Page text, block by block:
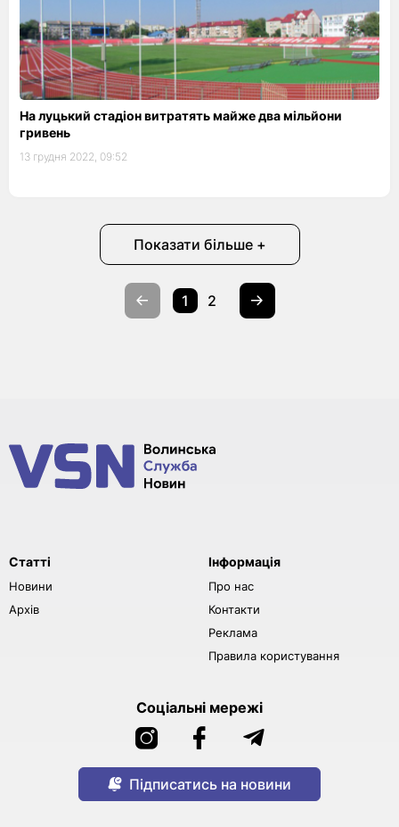
На луцький стадіон витратять майже два мільйони
гривень
13 грудня 2022, 09:52
Показати більше +
1 2
Статті
Новини
Архів
Інформація
Про нас
Контакти
Реклама
Правила користування
Соціальні мережі
Підписатись на новини